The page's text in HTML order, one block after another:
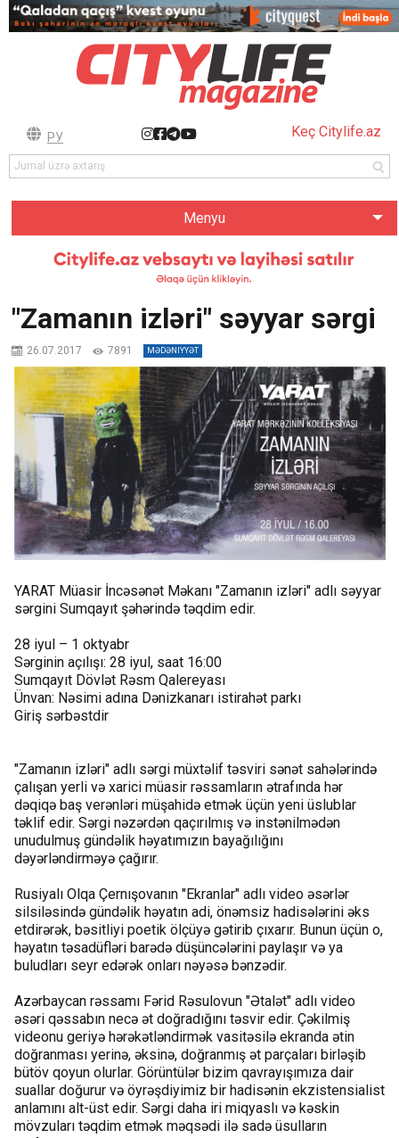
РУ Keç Citylife.az
Menyu
"Zamanın izləri" səyyar sərgi
26.07.2017 7891 MƏDƏNIYYƏT
YARAT Müasir İncəsənət Məkanı "Zamanın izləri" adlı səyyar
sərgini Sumqayıt şəhərində təqdim edir.
28 iyul – 1 oktyabr
Sərginin açılışı: 28 iyul, saat 16:00
Sumqayıt Dövlət Rəsm Qalereyası
Ünvan: Nəsimi adına Dənizkanarı istirahət parkı
Giriş sərbəstdir
"Zamanın izləri" adlı sərgi müxtəlif təsviri sənət sahələrində
çalışan yerli və xarici müasir rəssamların ətrafında hər
dəqiqə baş verənləri müşahidə etmək üçün yeni üslublar
təklif edir. Sərgi nəzərdən qaçırılmış və instənilmədən
unudulmuş gündəlik həyatımızın bayağılığını
dəyərləndirməyə çağırır.
Rusiyalı Olqa Çernışovanın "Ekranlar" adlı video əsərlər
silsiləsində gündəlik həyatın adi, önəmsiz hadisələrini əks
etdirərək, bəsitliyi poetik ölçüyə gətirib çıxarır. Bunun üçün o,
həyatın təsadüfləri barədə düşüncələrini paylaşır və ya
buludları seyr edərək onları nəyəsə bənzədir.
Azərbaycan rəssamı Fərid Rəsulovun "Ətalət" adlı video
əsəri qəssabın necə ət doğradığını təsvir edir. Çəkilmiş
videonu geriyə hərəkətləndirmək vasitəsilə ekranda ətin
doğranması yerinə, əksinə, doğranmış ət parçaları birləşib
bütöv qoyun olurlar. Görüntülər bizim qavrayışımıza dair
suallar doğurur və öyrəşdiyimiz bir hadisənin ekzistensialist
anlamını alt-üst edir. Sərgi daha iri miqyaslı və kəskin
mövzuları təqdim etmək məqsədi ilə sadə üsulların